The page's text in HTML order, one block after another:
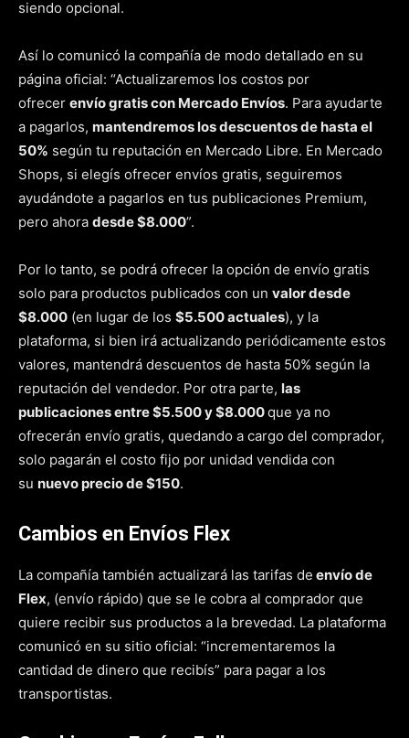
siendo opcional.
Así lo comunicó la compañía de modo detallado en su
página oficial: “Actualizaremos los costos por
ofrecer envío gratis con Mercado Envíos. Para ayudarte
a pagarlos, mantendremos los descuentos de hasta el
50% según tu reputación en Mercado Libre. En Mercado
Shops, si elegís ofrecer envíos gratis, seguiremos
ayudándote a pagarlos en tus publicaciones Premium,
pero ahora desde $8.000”.
Por lo tanto, se podrá ofrecer la opción de envío gratis
solo para productos publicados con un valor desde
$8.000 (en lugar de los $5.500 actuales), y la
plataforma, si bien irá actualizando periódicamente estos
valores, mantendrá descuentos de hasta 50% según la
reputación del vendedor. Por otra parte, las
publicaciones entre $5.500 y $8.000que ya no
ofrecerán envío gratis, quedando a cargo del comprador,
solo pagarán el costo fijo por unidad vendida con
su nuevo precio de $150.
Cambios en Envíos Flex
La compañía también actualizará las tarifas de envío de
Flex, (envío rápido) que se le cobra al comprador que
quiere recibir sus productos a la brevedad. La plataforma
comunicó en su sitio oficial: “incrementaremos la
cantidad de dinero que recibís” para pagar a los
transportistas.